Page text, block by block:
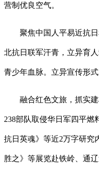
营制优良空气。
聚焦中国人平易近抗日
北抗日联军汗青，立异育
青少年血脉。立异宣传形式
融合红色文旅，抓实建
238部队取侵华日军四平燃
抗日英魂》等近2万字研究
胜之》等展览赴铁岭、通